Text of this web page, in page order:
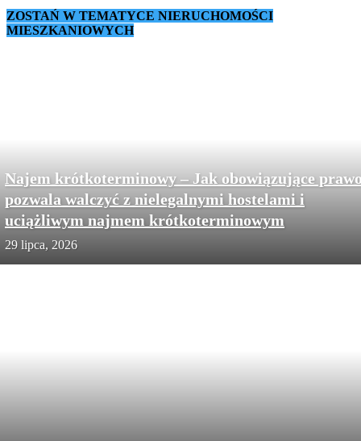
ZOSTAŃ W TEMATYCE NIERUCHOMOŚCI
MIESZKANIOWYCH
Najem krótkoterminowy – Jak obowiązujące
pozwala walczyć z nielegalnymi hostelami i
uciążliwym najmem krótkoterminowym
29 lipca, 2026